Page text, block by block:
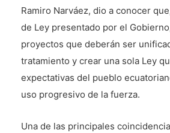
Ramiro Narváez, dio a conocer
de Ley presentado por el
proyectos que deberán ser
tratamiento y crear una sola Ley
expectativas del pueblo
uso progresivo de la fuerza.
Una de las principales